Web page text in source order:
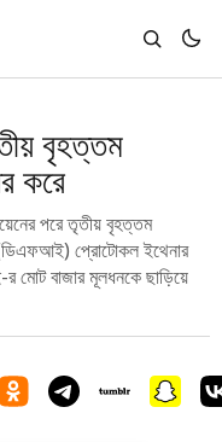
বৃহত্তম
করে
পরে তৃতীয় বৃহত্তম
(ডিএফআই) প্রোটোকল ইথেনার
বাজার মূলধনকে ছাড়িয়ে